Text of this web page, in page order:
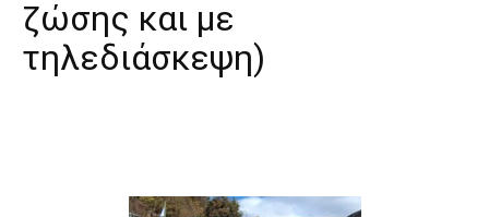
ζώσης και με
τηλεδιάσκεψη)